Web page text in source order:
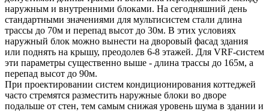
наружным и внутренними блоками. На сегодняшний день
стандартными значениями для мультисистем стали длина
трассы до 70м и перепад высот до 30м. В этих условиях
наружный блок можно вынести на дворовый фасад здания
или поднять на крышу, преодолев 6-8 этажей. Для VRF-систем
эти параметры существенно выше - длина трассы до 165м, а
перепад высот до 90м.
При проектировании систем кондиционирования коттеджей
часто стремятся разместить наружные блоки во дворе
подальше от стен, тем самым снижая уровень шума в здании и